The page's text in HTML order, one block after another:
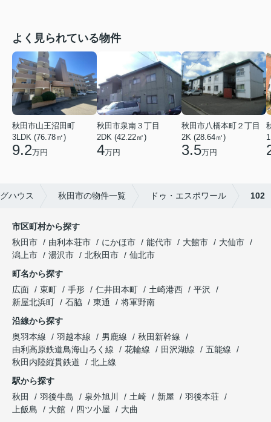
よく見られている物件
秋田市山王沼田町
3LDK (76.78㎡)
9.2万円
秋田市泉南３丁目
2DK (42.22㎡)
4万円
秋田市八橋本町２丁目
2K (28.64㎡)
3.5万円
ハウス 秋田市の物件一覧 ドゥ・エスポワール 102
市区町村から探す
秋田市
由利本荘市 にかほ市 能代市 大館市
大仙市
潟上市
湯沢市 北秋田市
仙北市
町名から探す
広面
東町 手形 仁井田本町 土崎港西
平沢
新屋北浜町
石脇 東通
将軍野南
沿線から探す
奥羽本線
羽越本線 男鹿線
秋田新幹線
由利高原鉄道鳥海山ろく線
花輪線 田沢湖線
五能線
秋田内陸縦貫鉄道
北上線
駅から探す
秋田
羽後牛島 泉外旭川 土崎 新屋
羽後本荘
上飯島
大館 四ツ小屋 大曲